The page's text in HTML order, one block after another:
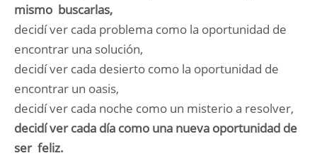
mismo buscarlas,
decidí ver cada problema como la oportunidad de
encontrar una solución,
decidí ver cada desierto como la oportunidad de
encontrar un oasis,
decidí ver cada noche como un misterio a resolver,
decidí ver cada día como una nueva oportunidad de
ser feliz.